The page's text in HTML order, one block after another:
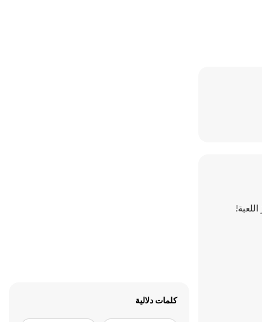
كلمات دلالية